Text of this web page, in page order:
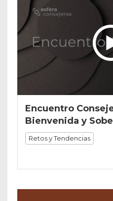
Encuentro
Bienvenida y
Retos y Tendencias